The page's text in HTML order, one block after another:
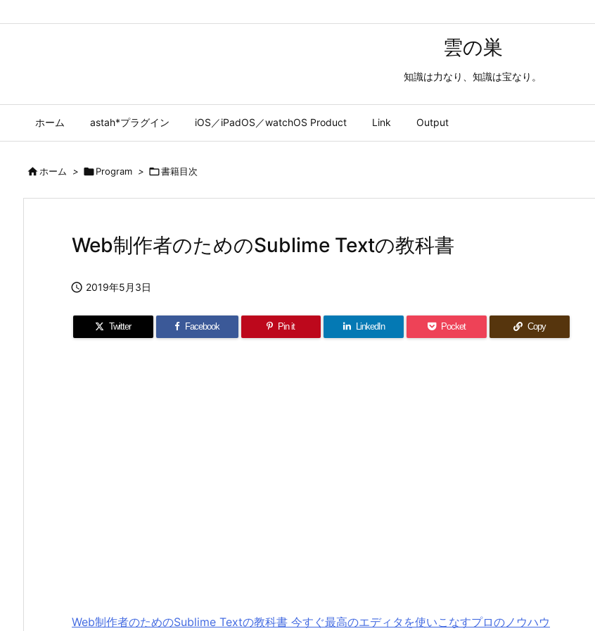
雲の巣
知識は力なり、知識は宝なり。
ホーム astah*プラグイン iOS／iPadOS／watchOS Product Link Output
ホーム > Program > 書籍目次
Web制作者のためのSublime Textの教科書
 2019年5月3日
Twitter Facebook Pin it LinkedIn Pocket Copy
Web制作者のためのSublime Textの教科書 今すぐ最高のエディタを使いこなすプロのノウハウ